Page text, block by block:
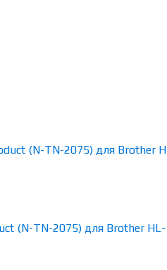
(N-TN-2075) для Brother HL-